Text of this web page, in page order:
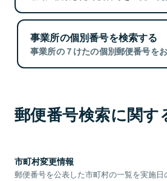
事業所の個別番号を検索する
事業所の７けたの個別郵便番号をお
郵便番号検索に関す
市町村変更情報
郵便番号を公表した市町村の一覧を実施